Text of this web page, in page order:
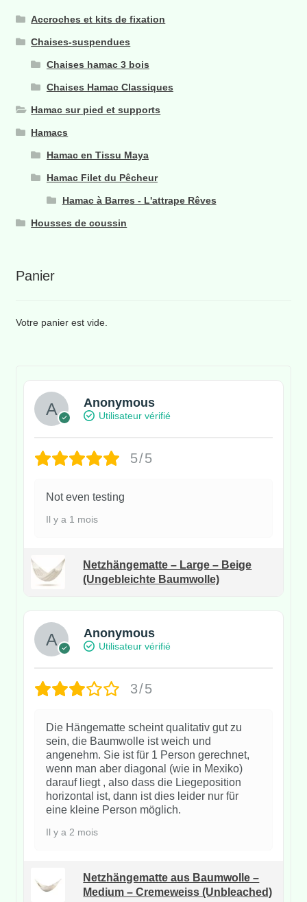
Accroches et kits de fixation
Chaises-suspendues
Chaises hamac 3 bois
Chaises Hamac Classiques
Hamac sur pied et supports
Hamacs
Hamac en Tissu Maya
Hamac Filet du Pêcheur
Hamac à Barres - L'attrape Rêves
Housses de coussin
Panier
Votre panier est vide.
Anonymous
Utilisateur vérifié
5/5
Not even testing
Il y a 1 mois
Netzhängematte – Large – Beige
(Ungebleichte Baumwolle)
Anonymous
Utilisateur vérifié
3/5
Die Hängematte scheint qualitativ gut zu
sein, die Baumwolle ist weich und
angenehm. Sie ist für 1 Person gerechnet,
wenn man aber diagonal (wie in Mexiko)
darauf liegt , also dass die Liegeposition
horizontal ist, dann ist dies leider nur für
eine kleine Person möglich.
Il y a 2 mois
Netzhängematte aus Baumwolle –
Medium – Cremeweiss (Unbleached)